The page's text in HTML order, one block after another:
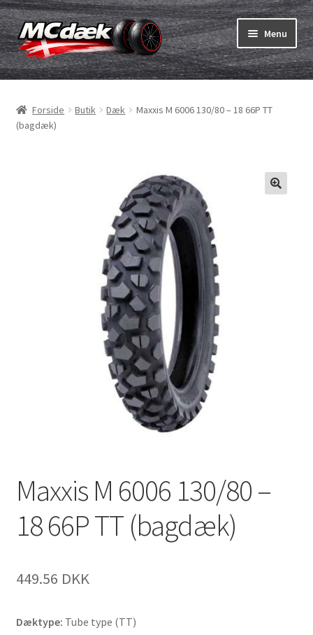
Spring
til
navigation
Spring
til
indhold
Menu
Dæk
Udfold
Slanger & fælgband
Udfold
Forside Butik Dæk
Maxxis M 6006 130/80 – 18 66P TT
(bagdæk)
Maxxis M 6006 130/80 –
18 66P TT (bagdæk)
449.56 DKK
Dæktype: Tube type (TT)